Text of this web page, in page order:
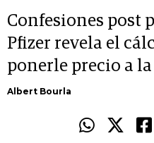
Confesiones post
Pfizer revela el
ponerle precio a
Albert Bourla